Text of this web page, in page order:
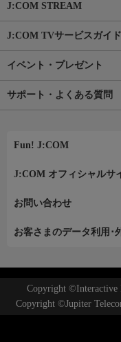
J:COM STREAM
J:COM TVサービスガイド
イベント・プレゼント
サポート・よくある質問
Fun! J:COM
J:COM オフィシャルサ
お問い合わせ
お客さまのデータ利用･
Copyright ©Interactive
Copyright ©Jupiter